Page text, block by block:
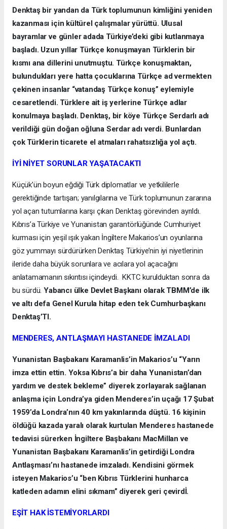
Denktaş bir yandan da Türk toplumunun kimliğini yeniden
kazanması için kültürel çalışmalar yürüttü. Ulusal
bayramlar ve günler adada Türkiye’deki gibi kutlanmaya
başladı. Uzun yıllar Türkçe konuşmayan Türklerin bir
kısmı ana dillerini unutmuştu. Türkçe konuşmaktan,
bulundukları yere hatta çocuklarına Türkçe ad vermekten
çekinen insanlar “vatandaş Türkçe konuş” eylemiyle
cesaretlendi. Türklere ait iş yerlerine Türkçe adlar
konulmaya başladı. Denktaş, bir köye Türkçe Serdarlı adı
verildiği gün doğan oğluna Serdar adı verdi. Bunlardan
çok Türklerin ticarete el atmaları rahatsızlığa yol açtı.
İYİ NİYET SORUNLAR YAŞATACAKTI
Küçük’ün boyun eğdiği Türk diplomatlar ve yetkililerle
gerektiğinde tartışan; yanılgılarına ve Türk toplumunun zararına
yol açan tutumlarına karşı çıkan Denktaş görevinden ayrıldı.
Kıbrıs’a Türkiye ve Yunanistan garantörlüğünde Cumhuriyet
kurması için yeşil ışık yakan İngiltere Makarios’un oyunlarına
göz yummayı sürdürürken Denktaş Türkiye’nin iyi niyetlerinin
ileride daha büyük sorunlara ve acılara yol açacağını
anlatamamanın sıkıntısı içindeydi. KKTC kurulduktan sonra da
bu sürdü.Yabancı ülke Devlet Başkanı olarak TBMM’de ilk
ve altı defa Genel Kurula hitap eden tek Cumhurbaşkanı
Denktaş’TI.
MENDERES, ANTLAŞMAYI HASTANEDE İMZALADI
Yunanistan Başbakanı Karamanlis’in Makarios’u “Yarın
imza ettin ettin. Yoksa Kıbrıs’a bir daha Yunanistan’dan
yardım ve destek bekleme” diyerek zorlayarak sağlanan
anlaşma için Londra’ya giden Menderes’in uçağı 17 Şubat
1959’da Londra’nın 40 km yakınlarında düştü. 16 kişinin
öldüğü kazada yaralı olarak kurtulan Menderes hastanede
tedavisi sürerken İngiltere Başbakanı MacMillan ve
Yunanistan Başbakanı Karamanlis’in getirdiği Londra
Antlaşması’nı hastanede imzaladı. Kendisini görmek
isteyen Makarios’u “ben Kıbrıs Türklerini hunharca
katleden adamın elini sıkmam” diyerek geri çevirdİ.
EŞİT HAK İSTEMİYORLARDI